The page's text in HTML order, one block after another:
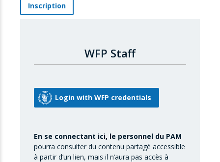
Inscription
WFP Staff
En se connectant ici, le personnel du PAM
pourra consulter du contenu partagé accessible
à partir d’un lien, mais il n’aura pas accès à